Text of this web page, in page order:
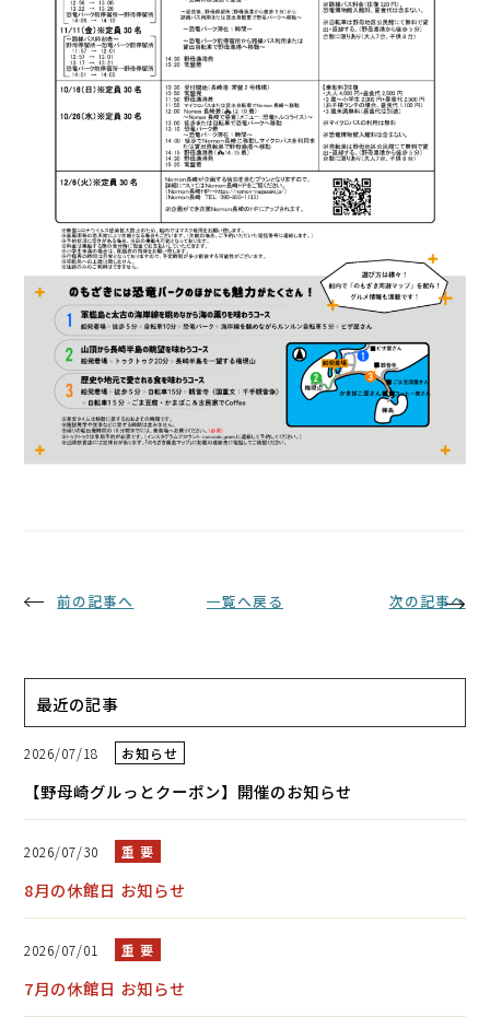
前の記事へ 一覧へ戻る 次の記事へ
最近の記事
2026/07/18 お知らせ
【野母崎グルっとクーポン】開催のお知らせ
2026/07/30 重 要
8月の休館日 お知らせ
2026/07/01 重 要
7月の休館日 お知らせ